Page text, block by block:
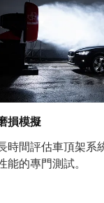
損模擬
時間評估車頂架系
能的專門測試。